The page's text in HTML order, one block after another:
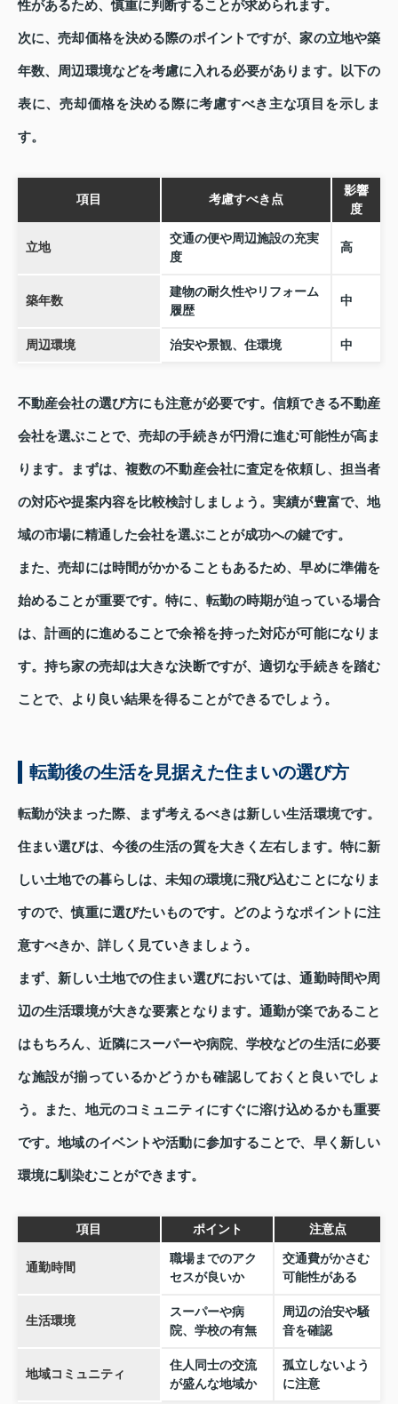
性があるため、慎重に判断することが求められます。
次に、売却価格を決める際のポイントですが、家の立地や築
年数、周辺環境などを考慮に入れる必要があります。以下の
表に、売却価格を決める際に考慮すべき主な項目を示しま
す。
項目 考慮すべき点
影響
度
立地
交通の便や周辺施設の充実
度
高
築年数
建物の耐久性やリフォーム
履歴
中
周辺環境 治安や景観、住環境 中
不動産会社の選び方にも注意が必要です。信頼できる不動産
会社を選ぶことで、売却の手続きが円滑に進む可能性が高ま
ります。まずは、複数の不動産会社に査定を依頼し、担当者
の対応や提案内容を比較検討しましょう。実績が豊富で、地
域の市場に精通した会社を選ぶことが成功への鍵です。
また、売却には時間がかかることもあるため、早めに準備を
始めることが重要です。特に、転勤の時期が迫っている場合
は、計画的に進めることで余裕を持った対応が可能になりま
す。持ち家の売却は大きな決断ですが、適切な手続きを踏む
ことで、より良い結果を得ることができるでしょう。
転勤後の生活を見据えた住まいの選び方
転勤が決まった際、まず考えるべきは新しい生活環境です。
住まい選びは、今後の生活の質を大きく左右します。特に新
しい土地での暮らしは、未知の環境に飛び込むことになりま
すので、慎重に選びたいものです。どのようなポイントに注
意すべきか、詳しく見ていきましょう。
まず、新しい土地での住まい選びにおいては、通勤時間や周
辺の生活環境が大きな要素となります。通勤が楽であること
はもちろん、近隣にスーパーや病院、学校などの生活に必要
な施設が揃っているかどうかも確認しておくと良いでしょ
う。また、地元のコミュニティにすぐに溶け込めるかも重要
です。地域のイベントや活動に参加することで、早く新しい
環境に馴染むことができます。
項目 ポイント 注意点
通勤時間
職場までのアク
セスが良いか
交通費がかさむ
可能性がある
生活環境
スーパーや病
院、学校の有無
周辺の治安や騒
音を確認
地域コミュニティ
住人同士の交流
が盛んな地域か
孤立しないよう
に注意